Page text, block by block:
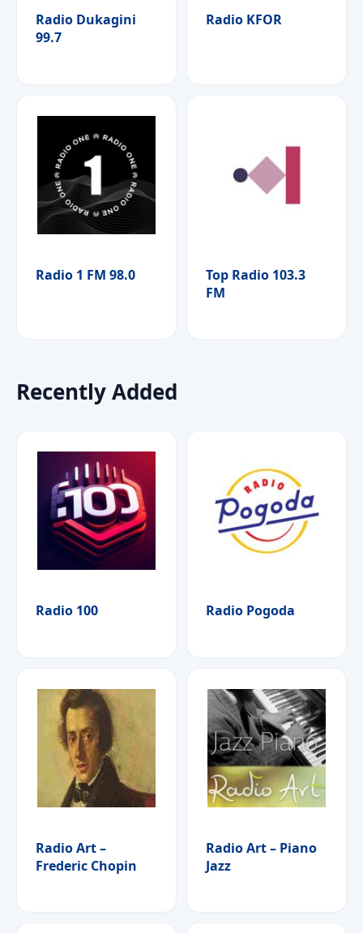
Radio Dukagini
99.7
Radio KFOR
Radio 1 FM 98.0
Top Radio 103.3
FM
Recently Added
Radio 100 Radio Pogoda
Radio Art –
Frederic Chopin
Radio Art – Piano
Jazz